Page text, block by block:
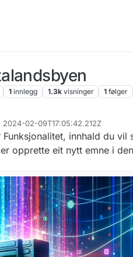
1 innlegg 1.3k visninger 1 følger
02-09T17:05:42.212Z
innhald du vil
opprette eit nytt emne i